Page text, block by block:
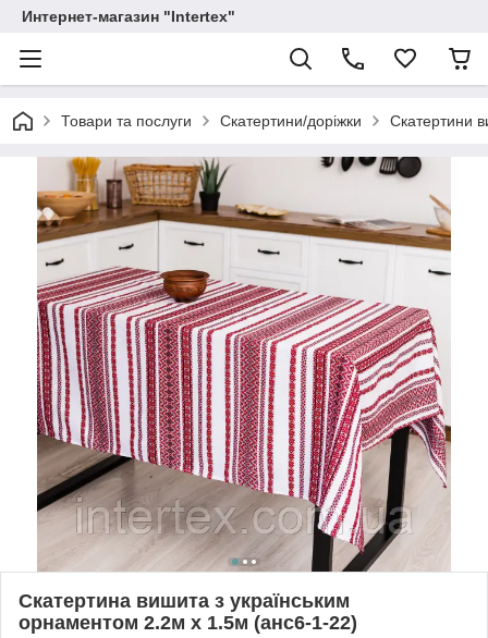
Интернет-магазин "Intertex"
Товари та послуги Скатертини/доріжки Скатертини
Скатертина вишита з українським
орнаментом 2.2м х 1.5м (анс6-1-22)